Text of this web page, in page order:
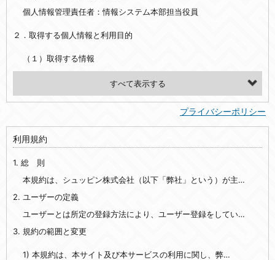
個人情報管理責任者：情報システム本部担当役員
２．取得する個人情報と利用目的
（１）取得する情報
【シュッピン会員共通でご登録いただく情報】
・必須登録：氏名、生年月日、性別、住所、電話番号、メールアドレス、パスワード
・任意登録：ニックネーム、プロフィール画像、希望するメールマガジンの種類
【当社サービスをご利用時に当社が取得またはご提供いただく情報】
・法律上の要請等により、本人確認を行うための本人確認書類（運転免許証、健康保険証、住民票の写し等）、および当該書類に含まれる情報
・当社サービスのご利用履歴
・当社ウェブサイト・サービス内のクッキー情報
プライバシーポリシー
利用規約
1. 総 則
本規約は、シュッピン株式会社（以下「弊社」という）が主催・運営するインターネット上のWebサイト『mapcamera.com』（以下「本サイト」という）及び本サイトを通じて提供されるサービス（以下「本サービス」といいます）をご利用いただく際の、ユーザーと弊社間の一切の関係に適用されます。
2. ユーザーの定義
ユーザーとは所定の登録方法により、ユーザー登録をしていただいた方をいいます。
3. 規約の範囲と変更
1) 本規約は、本サイト及び本サービスの利用に関し、弊社及び全てのユーザーに適用されます。>